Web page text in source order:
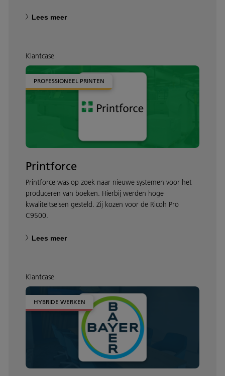
Lees meer
Klantcase
PROFESSIONEEL PRINTEN
Printforce
Printforce was op zoek naar nieuwe systemen voor het
produceren van boeken. Hierbij werden hoge
kwaliteitseisen gesteld. Zij kozen voor de Ricoh Pro
C9500.
Lees meer
Klantcase
HYBRIDE WERKEN